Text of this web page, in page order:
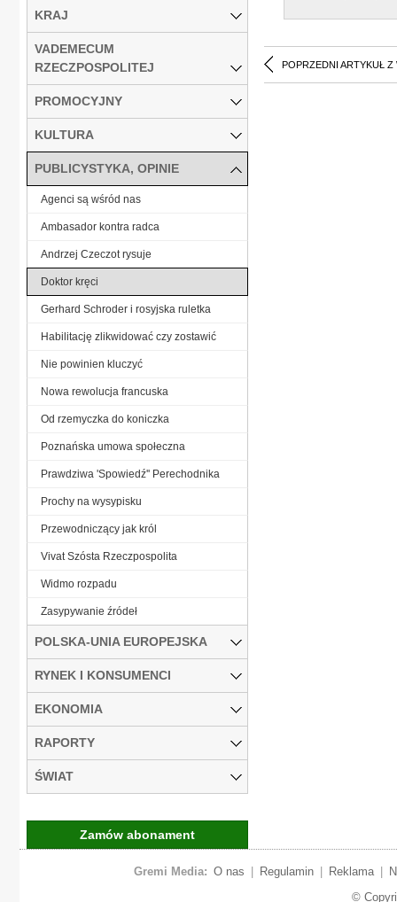
POPRZEDNI ARTYKUŁ Z
KRAJ
VADEMECUM
RZECZPOSPOLITEJ
PROMOCYJNY
KULTURA
PUBLICYSTYKA, OPINIE
Agenci są wśród nas
Ambasador kontra radca
Andrzej Czeczot rysuje
Doktor kręci
Gerhard Schroder i rosyjska ruletka
Habilitację zlikwidować czy zostawić
Nie powinien kluczyć
Nowa rewolucja francuska
Od rzemyczka do koniczka
Poznańska umowa społeczna
Prawdziwa 'Spowiedź'' Perechodnika
Prochy na wysypisku
Przewodniczący jak król
Vivat Szósta Rzeczpospolita
Widmo rozpadu
Zasypywanie źródeł
POLSKA-UNIA EUROPEJSKA
RYNEK I KONSUMENCI
EKONOMIA
RAPORTY
ŚWIAT
Zamów abonament
Gremi Media: O nas Regulamin Reklama
©